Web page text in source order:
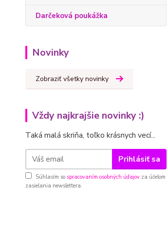
Darčeková poukážka
Novinky
Zobraziť všetky novinky
Vždy najkrajšie novinky :)
Taká malá skriňa, toľko krásnych vecí...
Prihlásiť sa
Súhlasím so spracovaním osobných údajov za účelom
zasielania newslettera.